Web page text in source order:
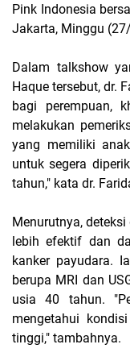
Pink Indonesia
Jakarta, Minggu
Dalam talkshow
Haque tersebut, dr.
bagi perempuan,
melakukan
yang memiliki
untuk segera
tahun," kata dr.
Menurutnya,
lebih efektif dan
kanker payudara.
berupa MRI dan
usia 40 tahun.
mengetahui
tinggi," tambahnya.